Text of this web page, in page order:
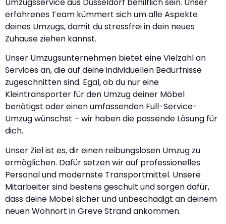
erfahrenes Team kümmert sich um alle Aspekte
deines Umzugs, damit du stressfrei in dein neues
Zuhause ziehen kannst.
Unser Umzugsunternehmen bietet eine Vielzahl an
Services an, die auf deine individuellen Bedürfnisse
zugeschnitten sind. Egal, ob du nur eine
Kleintransporter für den Umzug deiner Möbel
benötigst oder einen umfassenden Full-Service-
Umzug wünschst – wir haben die passende Lösung für
dich.
Unser Ziel ist es, dir einen reibungslosen Umzug zu
ermöglichen. Dafür setzen wir auf professionelles
Personal und modernste Transportmittel. Unsere
Mitarbeiter sind bestens geschult und sorgen dafür,
dass deine Möbel sicher und unbeschädigt an deinem
neuen Wohnort in Greve Strand ankommen.